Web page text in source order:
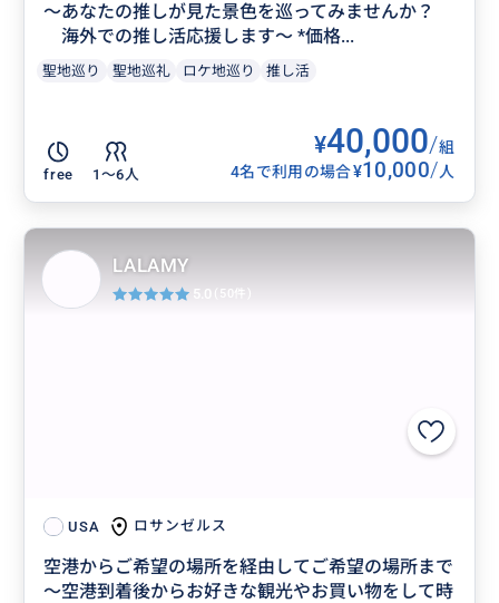
〜あなたの推しが見た景色を巡ってみませんか？
海外での推し活応援します〜 *価格...
聖地巡り 聖地巡礼 ロケ地巡り 推し活
free 1〜6人
¥40,000/組
4名で利用の場合¥10,000/人
USA ロサンゼルス
空港からご希望の場所を経由してご希望の場所まで
〜空港到着後からお好きな観光やお買い物をして時
LALAMY
5.0 (50件)